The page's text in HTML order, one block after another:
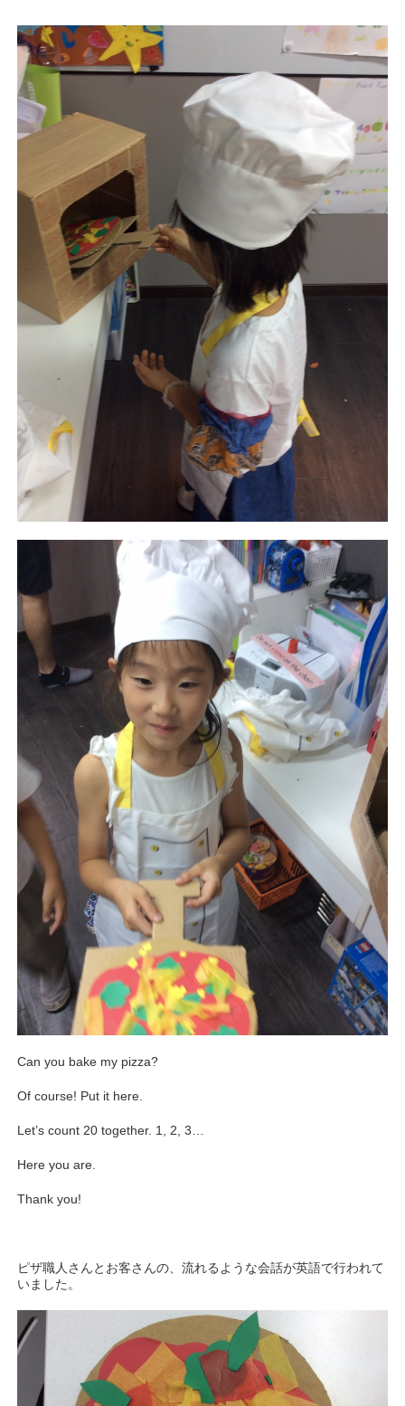
Can you bake my pizza?
Of course! Put it here.
Let’s count 20 together. 1, 2, 3…
Here you are.
Thank you!
ピザ職人さんとお客さんの、流れるような会話が英語で行われて
いました。